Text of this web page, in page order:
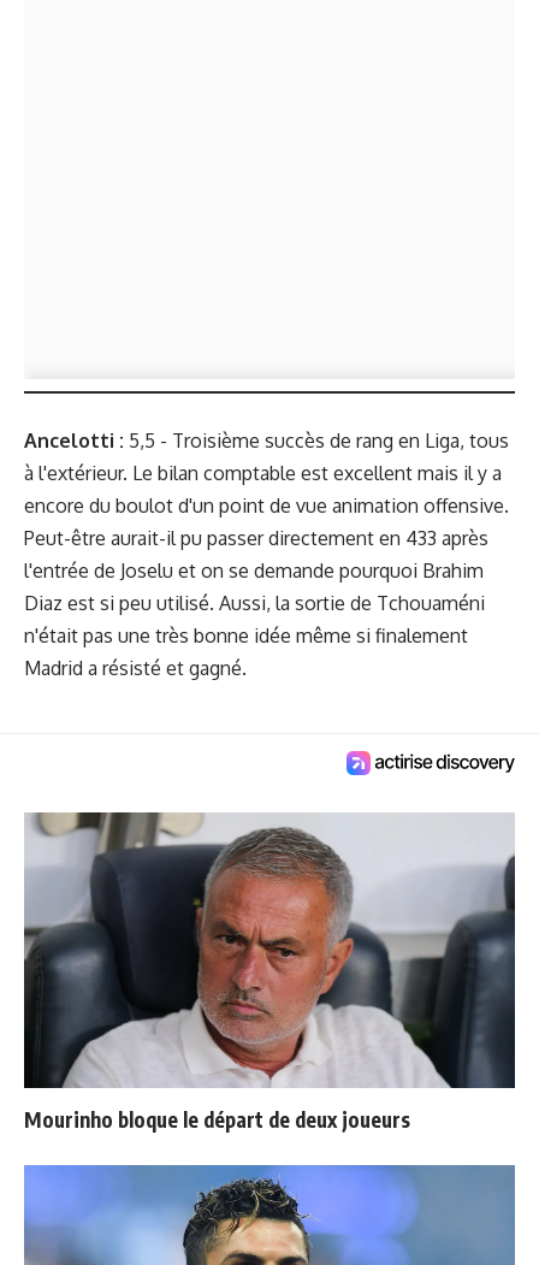
Ancelotti : 5,5 - Troisième succès de rang en Liga, tous
à l'extérieur. Le bilan comptable est excellent mais il y a
encore du boulot d'un point de vue animation offensive.
Peut-être aurait-il pu passer directement en 433 après
l'entrée de Joselu et on se demande pourquoi Brahim
Diaz est si peu utilisé. Aussi, la sortie de Tchouaméni
n'était pas une très bonne idée même si finalement
Madrid a résisté et gagné.
Mourinho bloque le départ de deux joueurs